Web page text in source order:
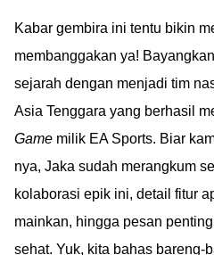
Kabar gembira ini tentu bikin
membanggakan ya!
sejarah dengan menjadi tim
Asia Tenggara yang berhasil
Game milik EA Sports. Biar
nya, Jaka sudah merangkum
kolaborasi epik ini, detail fitur
mainkan, hingga pesan
sehat. Yuk, kita bahas bareng-